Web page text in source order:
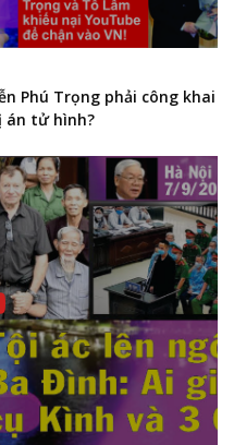
Phú Trọng phải công khai
án tử hình?